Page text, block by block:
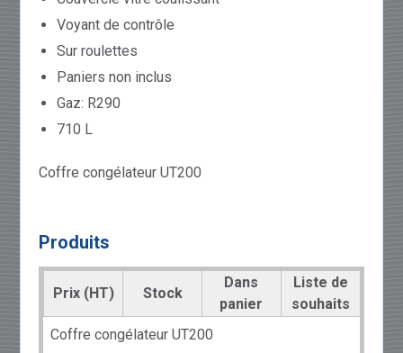
Voyant de contrôle
Sur roulettes
Paniers non inclus
Gaz: R290
710 L
Coffre congélateur UT200
Produits
Prix (HT) Stock
Dans
panier
Liste de
souhaits
Coffre congélateur UT200